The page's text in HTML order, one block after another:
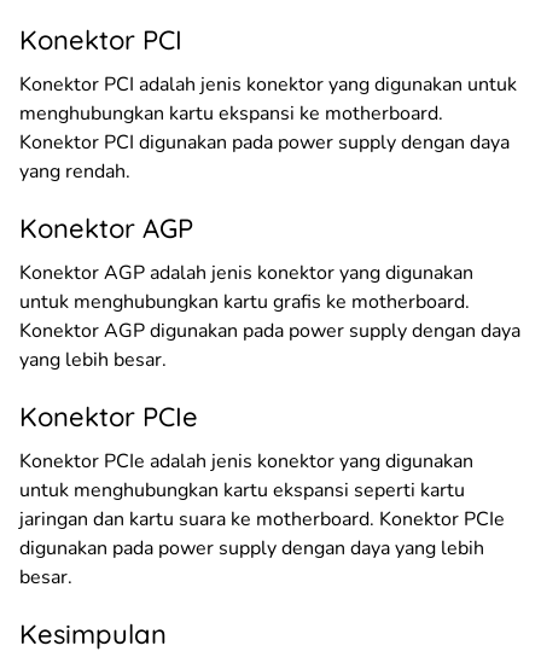
Konektor PCI
Konektor PCI adalah jenis konektor yang digunakan untuk
menghubungkan kartu ekspansi ke motherboard.
Konektor PCI digunakan pada power supply dengan daya
yang rendah.
Konektor AGP
Konektor AGP adalah jenis konektor yang digunakan
untuk menghubungkan kartu grafis ke motherboard.
Konektor AGP digunakan pada power supply dengan daya
yang lebih besar.
Konektor PCIe
Konektor PCIe adalah jenis konektor yang digunakan
untuk menghubungkan kartu ekspansi seperti kartu
jaringan dan kartu suara ke motherboard. Konektor PCIe
digunakan pada power supply dengan daya yang lebih
besar.
Kesimpulan